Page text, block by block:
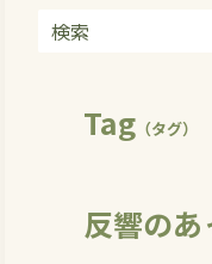
Tag（タグ）
反響の